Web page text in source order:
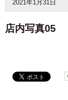
2021年1月31日
店内写真05